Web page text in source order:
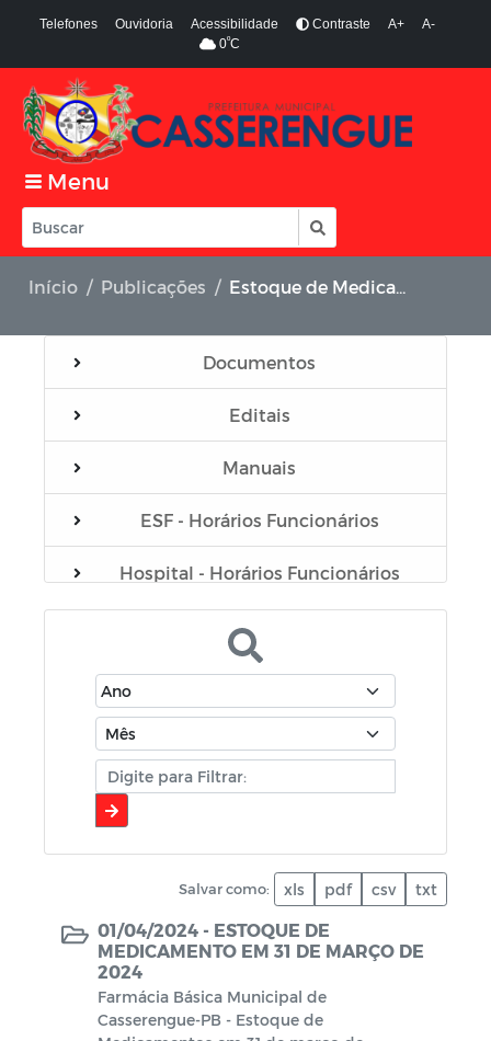
Telefones Ouvidoria Acessibilidade Contraste A+
A-
0ºC
Menu
Início Publicações Estoque de Medicamento
Documentos
Editais
Manuais
ESF - Horários Funcionários
Hospital - Horários Funcionários
Plano Municipal de Educação - PME
Portarias do Gabinete
Sistema de Gerenciamento de Frotas
Contratação (covid-19)
Coronavírus
Comerciantes
AGENDAMENTO DO RG DIGITAL -
CASSERENGUE-PB
Salvar como: xls pdf csv txt
01/04/2024 - ESTOQUE DE
MEDICAMENTO EM 31 DE MARÇO DE
2024
Farmácia Básica Municipal de
Casserengue-PB - Estoque de